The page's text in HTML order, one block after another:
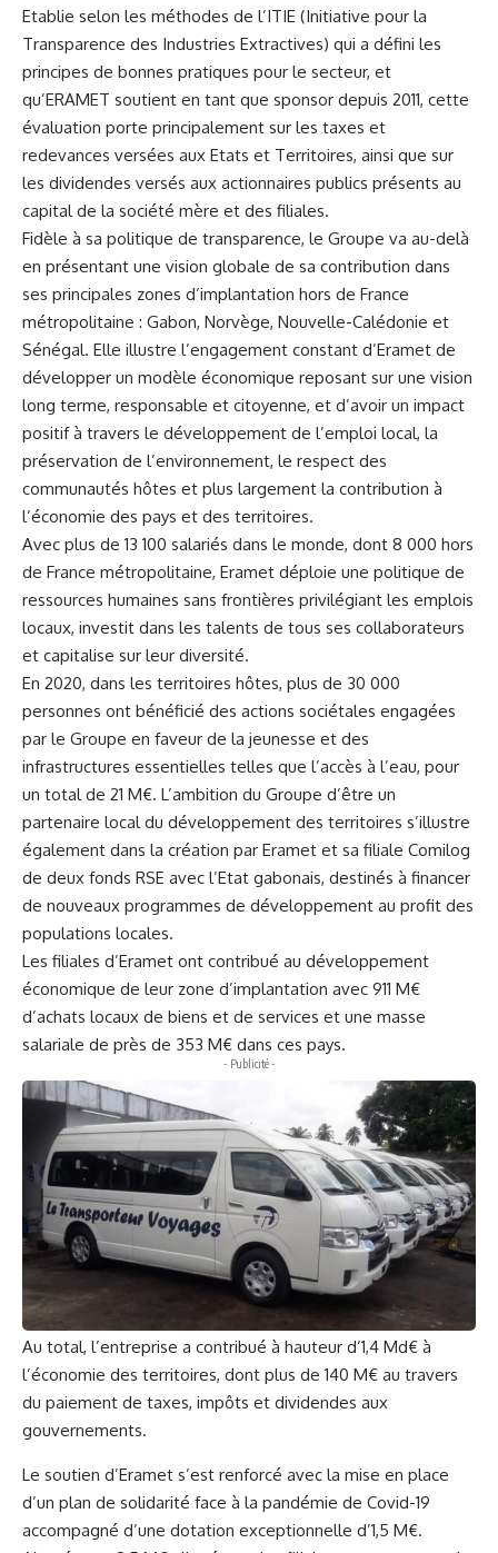
Etablie selon les méthodes de l’ITIE (Initiative pour la
Transparence des Industries Extractives) qui a défini les
principes de bonnes pratiques pour le secteur, et
qu’ERAMET soutient en tant que sponsor depuis 2011, cette
évaluation porte principalement sur les taxes et
redevances versées aux Etats et Territoires, ainsi que sur
les dividendes versés aux actionnaires publics présents au
capital de la société mère et des filiales.
Fidèle à sa politique de transparence, le Groupe va au-delà
en présentant une vision globale de sa contribution dans
ses principales zones d’implantation hors de France
métropolitaine : Gabon, Norvège, Nouvelle-Calédonie et
Sénégal. Elle illustre l’engagement constant d’Eramet de
développer un modèle économique reposant sur une vision
long terme, responsable et citoyenne, et d’avoir un impact
positif à travers le développement de l’emploi local, la
préservation de l’environnement, le respect des
communautés hôtes et plus largement la contribution à
l’économie des pays et des territoires.
Avec plus de 13 100 salariés dans le monde, dont 8 000 hors
de France métropolitaine, Eramet déploie une politique de
ressources humaines sans frontières privilégiant les emplois
locaux, investit dans les talents de tous ses collaborateurs
et capitalise sur leur diversité.
En 2020, dans les territoires hôtes, plus de 30 000
personnes ont bénéficié des actions sociétales engagées
par le Groupe en faveur de la jeunesse et des
infrastructures essentielles telles que l’accès à l’eau, pour
un total de 21 M€. L’ambition du Groupe d’être un
partenaire local du développement des territoires s’illustre
également dans la création par Eramet et sa filiale Comilog
de deux fonds RSE avec l’Etat gabonais, destinés à financer
de nouveaux programmes de développement au profit des
populations locales.
Les filiales d’Eramet ont contribué au développement
économique de leur zone d’implantation avec 911 M€
d’achats locaux de biens et de services et une masse
salariale de près de 353 M€ dans ces pays.
- Publicité -
Au total, l’entreprise a contribué à hauteur d’1,4 Md€ à
l’économie des territoires, dont plus de 140 M€ au travers
du paiement de taxes, impôts et dividendes aux
gouvernements.
Le soutien d’Eramet s’est renforcé avec la mise en place
d’un plan de solidarité face à la pandémie de Covid-19
accompagné d’une dotation exceptionnelle d’1,5 M€.